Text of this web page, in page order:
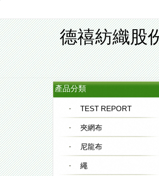
德禧紡織股
產品分類
TEST REPORT
夾網布
尼龍布
繩